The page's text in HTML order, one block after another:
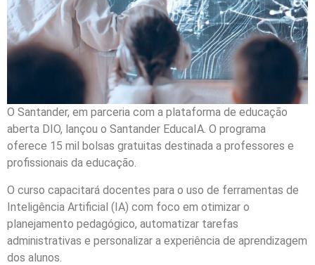
O Santander, em parceria com a plataforma de educação
aberta DIO, lançou o Santander EducaIA. O programa
oferece 15 mil bolsas gratuitas destinada a professores e
profissionais da educação.
O curso capacitará docentes para o uso de ferramentas de
Inteligência Artificial (IA) com foco em otimizar o
planejamento pedagógico, automatizar tarefas
administrativas e personalizar a experiência de aprendizagem
dos alunos.